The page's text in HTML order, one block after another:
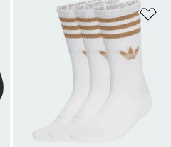
Dodaj do listy życzeń